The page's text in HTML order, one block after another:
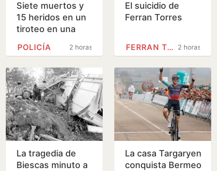
Siete muertos y
15 heridos en un
tiroteo en una
escuela de
Tailandia
2 horas
POLICÍA
El suicidio de
Ferran Torres
2 horas
FERRAN TORRES
La tragedia de
Biescas minuto a
La casa Targaryen
conquista Bermeo